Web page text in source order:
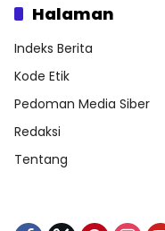
Halaman
Indeks Berita
Kode Etik
Pedoman Media Siber
Redaksi
Tentang